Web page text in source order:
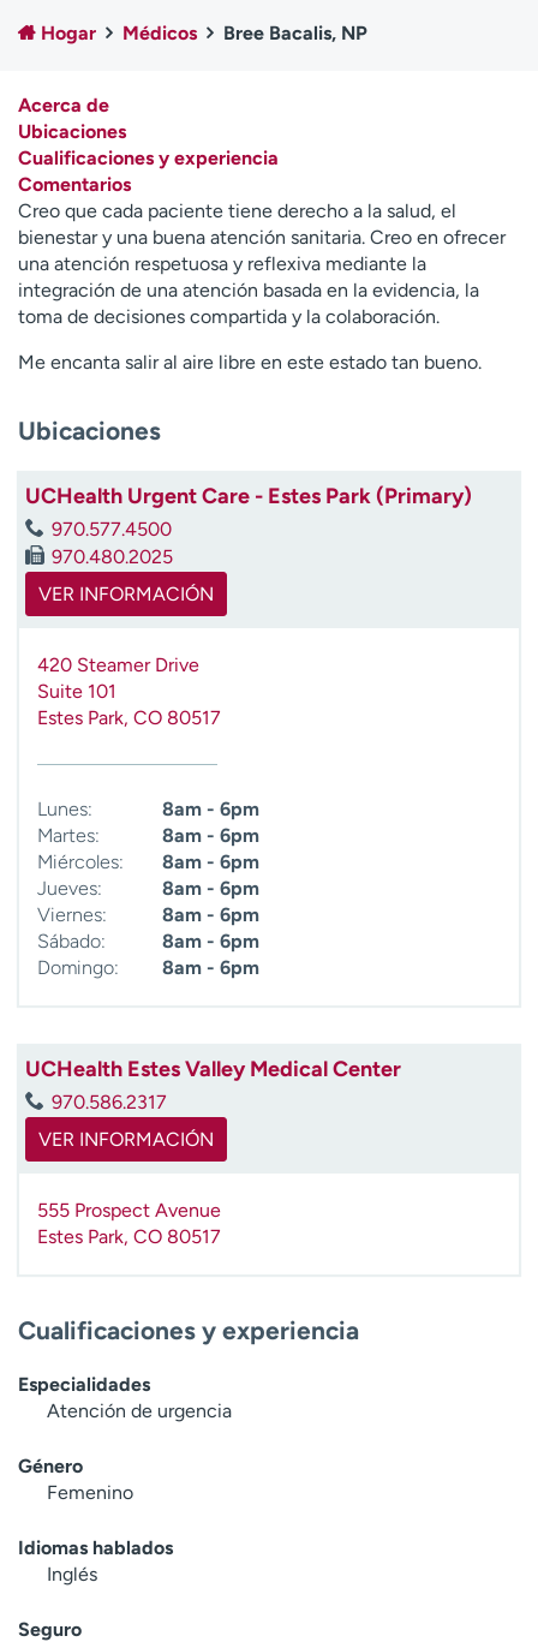
Empleados
Profesionales
comunicación
Contáctenos Noticias e historias
A
y
ú
d
a
e
e
o
n
a
Hogar Médicos Bree Bacalis, NP
Acerca de
Ubicaciones
Cualificaciones y experiencia
Comentarios
Creo que cada paciente tiene derecho a la salud, el
bienestar y una buena atención sanitaria. Creo en ofrecer
una atención respetuosa y reflexiva mediante la
integración de una atención basada en la evidencia, la
toma de decisiones compartida y la colaboración.
Me encanta salir al aire libre en este estado tan bueno.
Ubicaciones
UCHealth Urgent Care - Estes Park (Primary)
970.577.4500
970.480.2025
VER INFORMACIÓN
420 Steamer Drive
Suite 101
Estes Park, CO 80517
Lunes:
8am - 6pm
Martes:
8am - 6pm
Miércoles:
8am - 6pm
Jueves:
8am - 6pm
Viernes:
8am - 6pm
Sábado:
8am - 6pm
Domingo:
8am - 6pm
UCHealth Estes Valley Medical Center
970.586.2317
VER INFORMACIÓN
555 Prospect Avenue
Estes Park, CO 80517
Cualificaciones y experiencia
Especialidades
Atención de urgencia
Género
Femenino
Idiomas hablados
Inglés
Seguro